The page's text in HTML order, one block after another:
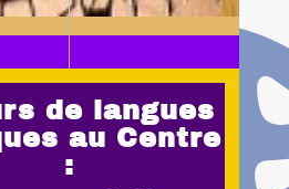
de langues
au Centre
: